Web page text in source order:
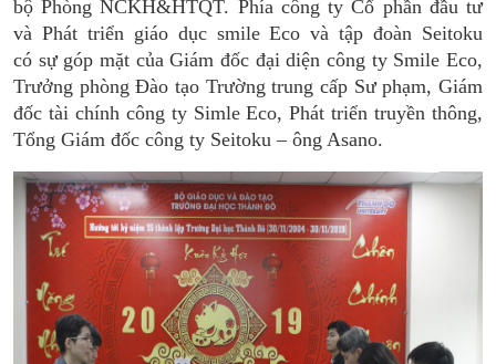
bộ Phòng NCKH&HTQT. Phía công ty Cổ phần đầu tư
và Phát triển giáo dục smile Eco và tập đoàn Seitoku
có sự góp mặt của Giám đốc đại diện công ty Smile Eco,
Trưởng phòng Đào tạo Trường trung cấp Sư phạm, Giám
đốc tài chính công ty Simle Eco, Phát triển truyền thông,
Tổng Giám đốc công ty Seitoku – ông Asano.